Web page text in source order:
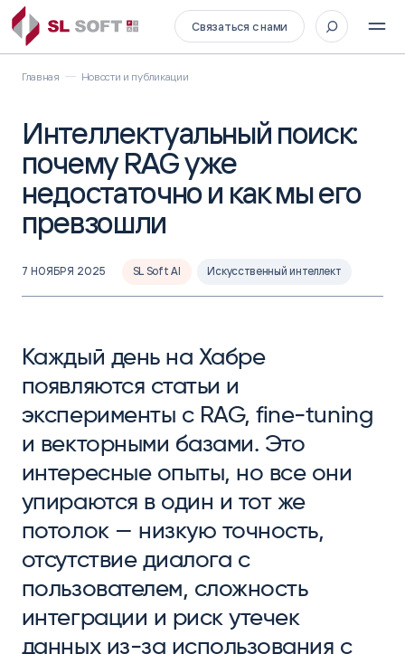
Связаться с нами
Главная Новости и публикации
Интеллектуальный поиск:
почему RAG уже
недостаточно и как мы его
превзошли
7 НОЯБРЯ 2025 SL Soft AI Искусственный интеллект
Каждый день на Хабре
появляются статьи и
эксперименты с RAG, fine‑tuning
и векторными базами. Это
интересные опыты, но все они
упираются в один и тот же
потолок — низкую точность,
отсутствие диалога с
пользователем, сложность
интеграции и риск утечек
данных из‑за использования с